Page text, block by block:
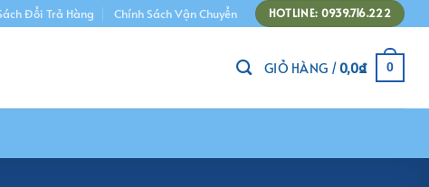
Đổi Trả Hàng Chính Sách Vận Chuyển HOTLINE: 0939.716.222
GIỎ HÀNG /0,0₫ 0